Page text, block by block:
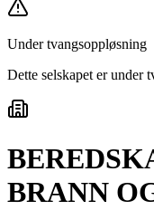
Under tvangsoppløsning
Dette selskapet er under
BRANN